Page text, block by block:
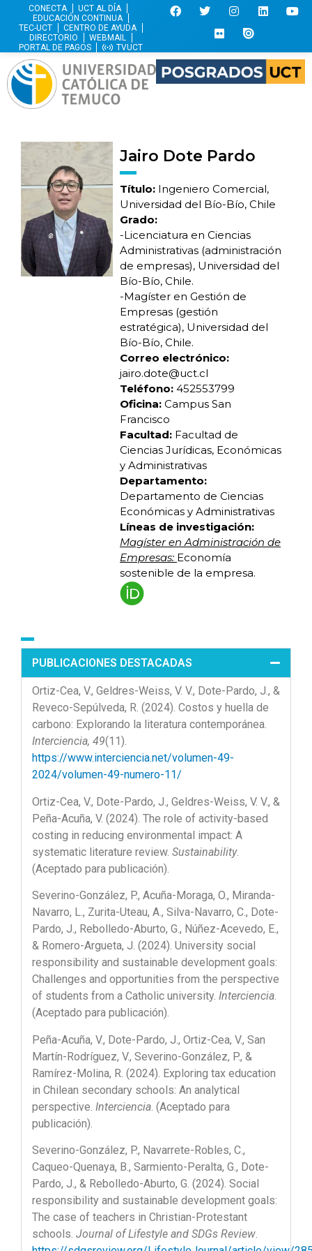
CONECTA
UCT AL DÍA
EDUCACIÓN CONTINUA
TEC-UCT
CENTRO DE AYUDA
DIRECTORIO
WEBMAIL
PORTAL DE PAGOS
TVUCT
Jairo Dote Pardo
Título: Ingeniero Comercial,
Universidad del Bío-Bío, Chile
Grado:
-Licenciatura en Ciencias
Administrativas (administración
de empresas), Universidad del
Bío-Bío, Chile.
-Magíster en Gestión de
Empresas (gestión
estratégica), Universidad del
Bío-Bío, Chile.
Correo electrónico:
jairo.dote@uct.cl
Teléfono: 452553799
Oficina: Campus San
Francisco
Facultad: Facultad de
Ciencias Jurídicas, Económicas
y Administrativas
Departamento:
Departamento de Ciencias
Económicas y Administrativas
Líneas de investigación:
Magíster en Administración de
Empresas: Economía
sostenible de la empresa.
PUBLICACIONES DESTACADAS
Ortiz-Cea, V., Geldres-Weiss, V. V., Dote-Pardo, J., &
Reveco-Sepúlveda, R. (2024). Costos y huella de
carbono: Explorando la literatura contemporánea.
Interciencia, 49(11).
https://www.interciencia.net/volumen-49-
2024/volumen-49-numero-11/
Ortiz-Cea, V., Dote-Pardo, J., Geldres-Weiss, V. V., &
Peña-Acuña, V. (2024). The role of activity-based
costing in reducing environmental impact: A
systematic literature review. Sustainability.
(Aceptado para publicación).
Severino-González, P., Acuña-Moraga, O., Miranda-
Navarro, L., Zurita-Uteau, A., Silva-Navarro, C., Dote-
Pardo, J., Rebolledo-Aburto, G., Núñez-Acevedo, E.,
& Romero-Argueta, J. (2024). University social
responsibility and sustainable development goals:
Challenges and opportunities from the perspective
of students from a Catholic university. Interciencia.
(Aceptado para publicación).
Peña-Acuña, V., Dote-Pardo, J., Ortiz-Cea, V., San
Martín-Rodríguez, V., Severino-González, P., &
Ramírez-Molina, R. (2024). Exploring tax education
in Chilean secondary schools: An analytical
perspective. Interciencia . (Aceptado para
publicación).
Severino-González, P., Navarrete-Robles, C.,
Caqueo-Quenaya, B., Sarmiento-Peralta, G., Dote-
Pardo, J., & Rebolledo-Aburto, G. (2024). Social
responsibility and sustainable development goals:
The case of teachers in Christian-Protestant
schools. Journal of Lifestyle and SDGs Review.